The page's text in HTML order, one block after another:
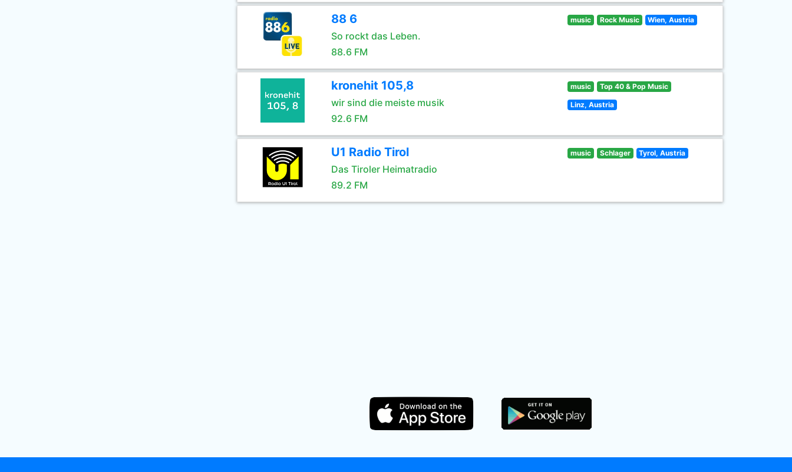
88 6
So rockt das Leben.
88.6 FM
music Rock Music Wien, Austria
kronehit 105,8
wir sind die meiste musik
92.6 FM
music Top 40 & Pop Music
Linz, Austria
U1 Radio Tirol
Das Tiroler Heimatradio
89.2 FM
music Schlager Tyrol, Austria